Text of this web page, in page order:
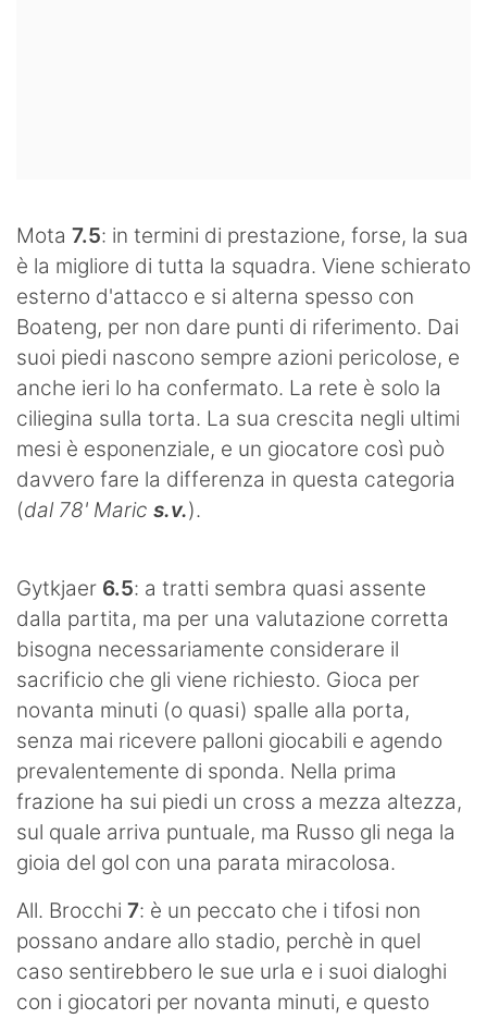
Mota 7.5: in termini di prestazione, forse, la sua
è la migliore di tutta la squadra. Viene schierato
esterno d'attacco e si alterna spesso con
Boateng, per non dare punti di riferimento. Dai
suoi piedi nascono sempre azioni pericolose, e
anche ieri lo ha confermato. La rete è solo la
ciliegina sulla torta. La sua crescita negli ultimi
mesi è esponenziale, e un giocatore così può
davvero fare la differenza in questa categoria
(dal 78' Maric s.v.).
Gytkjaer 6.5: a tratti sembra quasi assente
dalla partita, ma per una valutazione corretta
bisogna necessariamente considerare il
sacrificio che gli viene richiesto. Gioca per
novanta minuti (o quasi) spalle alla porta,
senza mai ricevere palloni giocabili e agendo
prevalentemente di sponda. Nella prima
frazione ha sui piedi un cross a mezza altezza,
sul quale arriva puntuale, ma Russo gli nega la
gioia del gol con una parata miracolosa.
All. Brocchi 7: è un peccato che i tifosi non
possano andare allo stadio, perchè in quel
caso sentirebbero le sue urla e i suoi dialoghi
con i giocatori per novanta minuti, e questo